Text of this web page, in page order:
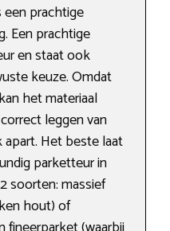
prachtige
Een prachtige
en staat ook
keuze. Omdat
het materiaal
leggen van
Het beste laat
parketteur in
soorten: massief
hout) of